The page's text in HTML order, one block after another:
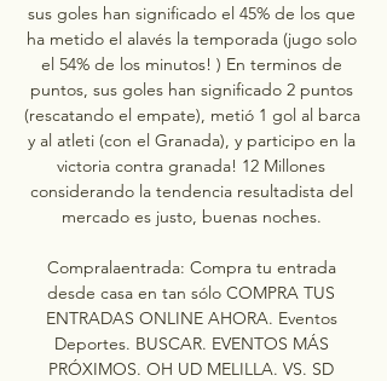
sus goles han significado el 45% de los que
ha metido el alavés la temporada (jugo solo
el 54% de los minutos! ) En terminos de
puntos, sus goles han significado 2 puntos
(rescatando el empate), metió 1 gol al barca
y al atleti (con el Granada), y participo en la
victoria contra granada! 12 Millones
considerando la tendencia resultadista del
mercado es justo, buenas noches.
Compralaentrada: Compra tu entrada
desde casa en tan sólo COMPRA TUS
ENTRADAS ONLINE AHORA. Eventos
Deportes. BUSCAR. EVENTOS MÁS
PRÓXIMOS. OH UD MELILLA. VS. SD